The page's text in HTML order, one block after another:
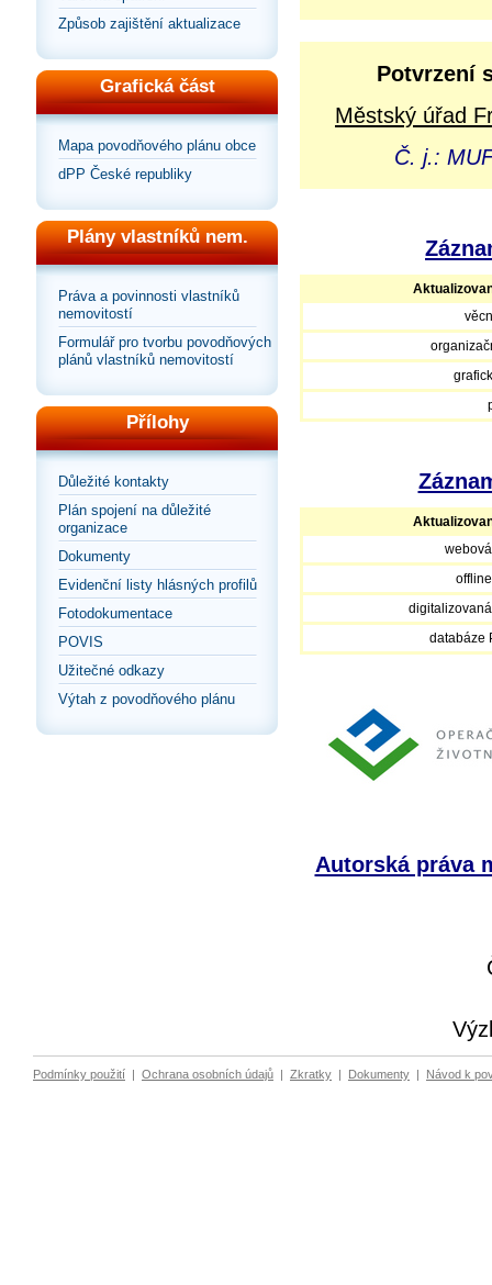
Způsob zajištění aktualizace
Grafická část
Mapa povodňového plánu obce
dPP České republiky
Plány vlastníků nem.
Práva a povinnosti vlastníků
nemovitostí
Formulář pro tvorbu povodňových
plánů vlastníků nemovitostí
Přílohy
Důležité kontakty
Plán spojení na důležité
organizace
Dokumenty
Evidenční listy hlásných profilů
Fotodokumentace
POVIS
Užitečné odkazy
Výtah z povodňového plánu
Potvrzení
Městský úřad
Č. j.:
databáze
Autorská práva
Podmínky použití | Ochrana osobních údajů | Zkratky | Dokumenty | Návod k